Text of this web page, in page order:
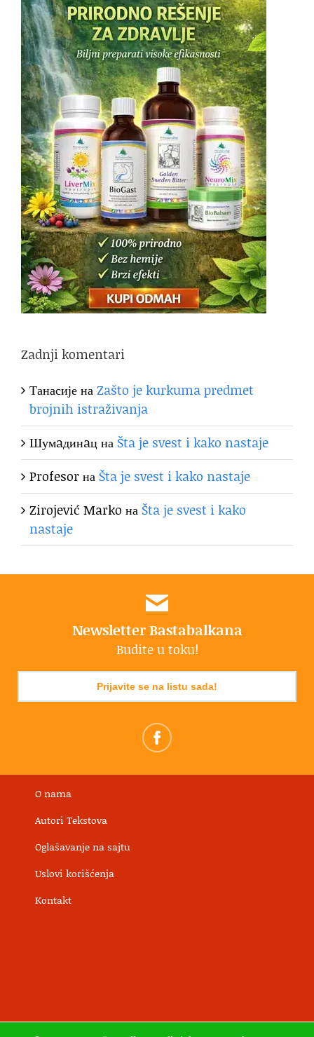
Zadnji komentari
ТанасијенаZašto je kurkuma predmet
brojnih istraživanja
Шумaдинaцна Šta je svest i kako nastaje
Profesorна Šta je svest i kako nastaje
Zirojević Marko на Šta je svest i kako
nastaje
Newsletter Bastabalkana
Budite u toku!
Prijavite se na listu sada!
O nama
Autori Tekstova
Oglašavanje na sajtu
Uslovi korišćenja
Kontakt